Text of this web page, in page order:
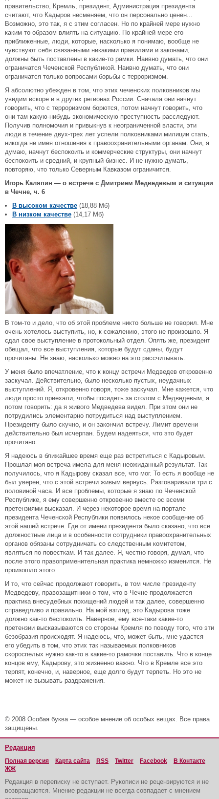
правительство, Кремль, президент, Администрация президента
считают, что Кадыров несменяем, что он персонально ценен...
Возможно, это так, я с этим согласен. Но по крайней мере нужно
каким-то образом влиять на ситуацию. По крайней мере его
приближенные, люди, которые, насколько я понимаю, вообще не
чувствуют себя связанными никакими правилами и законами,
должны быть поставлены в какие-то рамки. Наивно думать, что они
ограничатся Чеченской Республикой. Наивно думать, что они
ограничатся только вопросами борьбы с терроризмом.
Я абсолютно убежден в том, что этих чеченских полковников мы
увидим вскоре и в других регионах России. Сначала они начнут
говорить, что с терроризмом борются, потом начнут говорить, что
они там какую-нибудь экономическую преступность расследуют.
Получив полномочия и привыкнув к неограниченной власти, эти
люди в течение двух-трех лет успели полковниками милиции стать,
никогда не имея отношения к правоохранительными органам. Они, я
думаю, начнут беспокоить и коммерческие структуры, они начнут
беспокоить и средний, и крупный бизнес. И не нужно думать,
повторяю, что только Северным Кавказом ограничится.
Игорь Каляпин — о встрече с Дмитрием Медведевым и ситуации
в Чечне, ч. 6
В высоком качестве (18,88 Мб)
В низком качестве (14,17 Мб)
В том-то и дело, что об этой проблеме никто больше не говорил. Мне
очень хотелось выступить, но, к сожалению, этого не произошло. Я
сдал свое выступление в протокольный отдел. Опять же, президент
обещал, что все выступления, которые будут сданы, будут
прочитаны. Не знаю, насколько можно на это рассчитывать.
У меня было впечатление, что к концу встречи Медведев откровенно
заскучал. Действительно, было несколько пустых, неудачных
выступлений. Я, откровенно говоря, тоже заскучал. Мне кажется, что
люди просто приехали, чтобы посидеть за столом с Медведевым, а
потом говорить: да я живого Медведева видел. При этом они не
потрудились элементарно потрудиться над выступлением.
Президенту было скучно, и он закончил встречу. Лимит времени
действительно был исчерпан. Будем надеяться, что это будет
прочитано.
Я надеюсь в ближайшее время еще раз встретиться с Кадыровым.
Прошлая моя встреча имела для меня неожиданный результат. Так
получилось, что я Кадырову сказал все, что мог. То есть я вообще не
был уверен, что с этой встречи живым вернусь. Разговаривали три с
половиной часа. И все проблемы, которые я знаю по Чеченской
Республике, я ему совершенно откровенно вместе ос всеми
претензиями высказал. И через некоторое время на портале
президента Чеченской Республики появилось некое сообщение об
этой нашей встрече. Где от имени президента было сказано, что все
должностные лица и в особенности сотрудники правоохранительных
органов обязаны сотрудничать со следственным комитетом,
являться по повесткам. И так далее. Я, честно говоря, думал, что
после этого правоприменительная практика немножко изменится. Не
произошло этого.
И то, что сейчас продолжают говорить, в том числе президенту
Медведеву, правозащитники о том, что в Чечне продолжается
практика внесудебных похищений людей и так далее, совершенно
справедливо и правильно. На мой взгляд, это Кадырова тоже
должно как-то беспокоить. Наверное, ему все-таки какие-то
претензии высказываются со стороны Кремля по поводу того, что эти
безобразия происходят. Я надеюсь, что, может быть, мне удастся
его убедить в том, что этих так называемых полковников
скороспелых нужно как-то в какие-то рамочки поставить. Что в конце
концов ему, Кадырову, это жизненно важно. Что в Кремле все это
терпят, конечно, и, наверное, еще долго будут терпеть. Но это не
может не вызывать раздражения.
© 2008 Особая буква — особое мнение об особых вещах. Все права
защищены.
Редакция
Полная версия Карта сайта RSS Twitter Facebook
В Контакте
ЖЖ
Редакция в переписку не вступает. Рукописи не рецензируются и не
возвращаются. Мнение редакции не всегда совпадает с мнением